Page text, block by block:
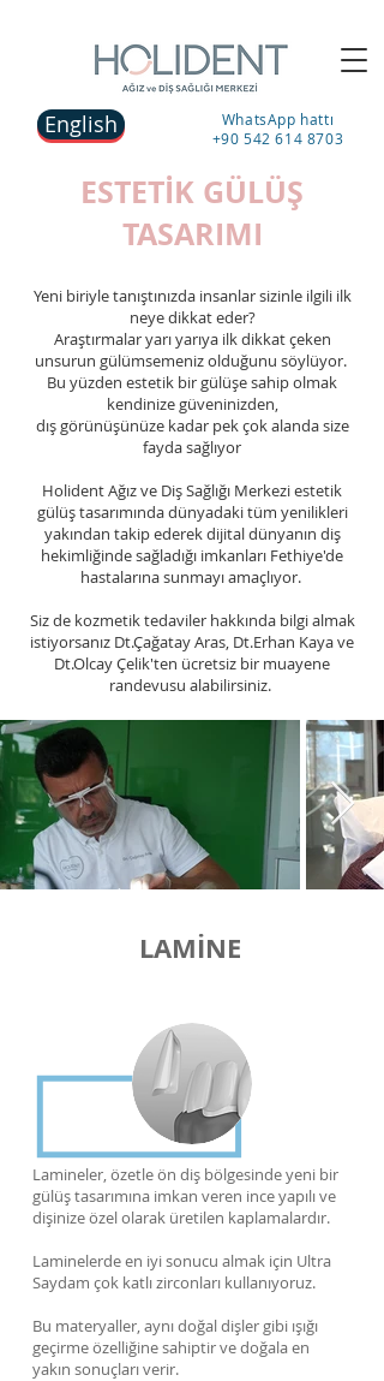
WhatsApp hattı
+90 542 614 8703
English
ESTETİK GÜLÜŞ
TASARIMI
Yeni biriyle tanıştınızda insanlar sizinle ilgili ilk
neye dikkat eder?
Araştırmalar yarı yarıya ilk dikkat çeken
unsurun gülümsemeniz olduğunu söylüyor.
Bu yüzden estetik bir gülüşe sahip olmak
kendinize güveninizden,
dış görünüşünüze kadar pek çok alanda size
fayda sağlıyor
Holident Ağız ve Diş Sağlığı Merkezi estetik
gülüş tasarımında dünyadaki tüm yenilikleri
yakından takip ederek dijital dünyanın diş
hekimliğinde sağladığı imkanları Fethiye'de
hastalarına sunmayı amaçlıyor.
Siz de kozmetik tedaviler hakkında bilgi almak
istiyorsanız Dt.Çağatay Aras, Dt.Erhan Kaya ve
Dt.Olcay Çelik'ten ücretsiz bir muayene
randevusu alabilirsiniz.
LAMİNE
Lamineler, özetle ön diş bölgesinde yeni bir
gülüş tasarımına imkan veren ince yapılı ve
dişinize özel olarak üretilen kaplamalardır.
Laminelerde en iyi sonucu almak için Ultra
Saydam çok katlı zirconları kullanıyoruz.
Bu materyaller, aynı doğal dişler gibi ışığı
geçirme özelliğine sahiptir ve doğala en
yakın sonuçları verir.